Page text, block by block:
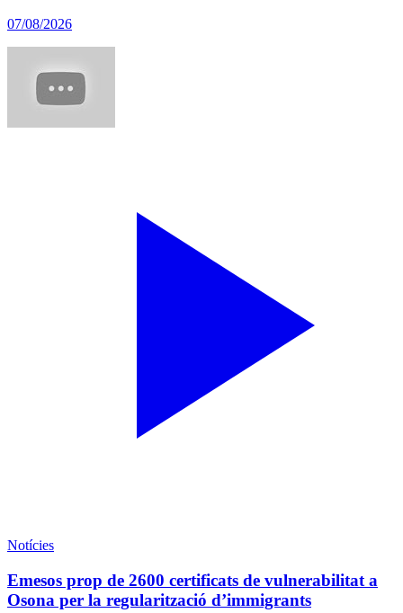
07/08/2026
Notícies
Emesos prop de 2600 certificats de vulnerabilitat a
Osona per la regularització d’immigrants